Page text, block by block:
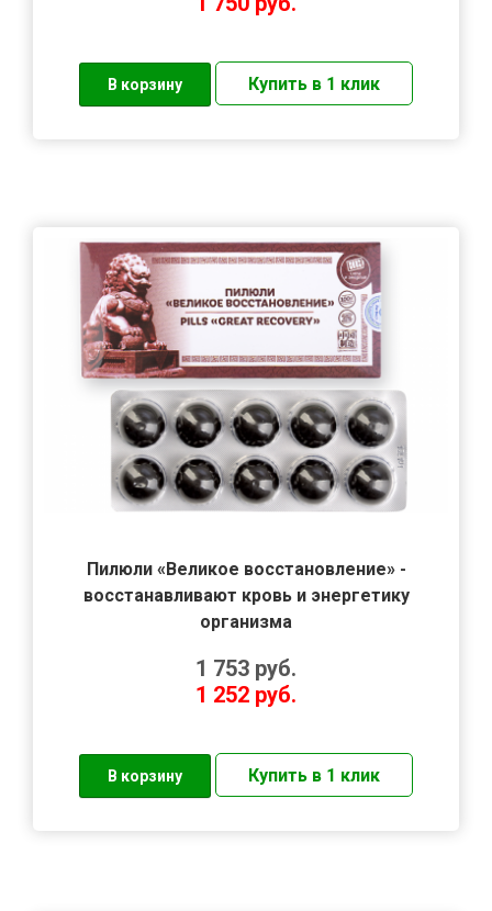
Пилюли «Великое восстановление» -
восстанавливают кровь и энергетику
организма
1 753 руб.
1 252 руб.